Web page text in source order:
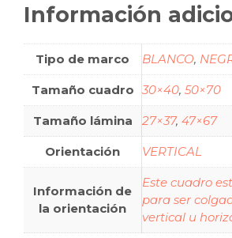
Información
Tipo de marco BLANCO,
Tamaño cuadro 30×40, 50×70
Tamaño lámina 27×37, 47×67
Orientación VERTICAL
Información de
la orientación
Este cuadro
para ser
vertical u